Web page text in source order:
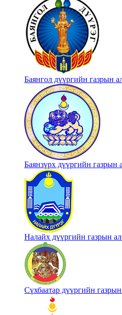
Баянгол дүүргийн газрын
Баянзүрх дүүргийн газрын
Налайх дүүргийн газрын
Сүхбаатар дүүргийн газрын